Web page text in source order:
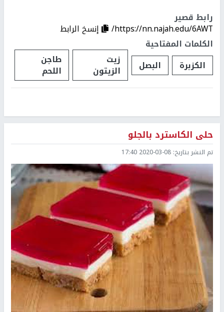
رابط قصير
https://nn.najah.edu/6AWT/
إنسخ الرابط
الكلمات المفتاحية
الكزبرة
البصل زيت
الزيتون
طاجن
اللحم
حلى الكاسترد بالجلو
تم النشر بتاريخ: 2020-03-08 17:40